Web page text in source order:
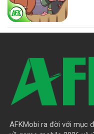
AFKMobi ra đời với mục